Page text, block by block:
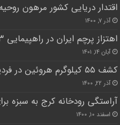
اقتدار دریایی کشور مرهون
آذر ۷, ۱۴۰۰
اهتزاز پرچم‌ ایران در راهپیمایی ۱۳ آبان البرز
آبان ۱۴, ۱۴۰۱
کشف ۵۵ کیلوگرم هروئین در فردیس
آذر ۲۲, ۱۴۰۰
آراستگی رودخانه کرج به سبزه
اسفند ۱۰, ۱۴۰۰